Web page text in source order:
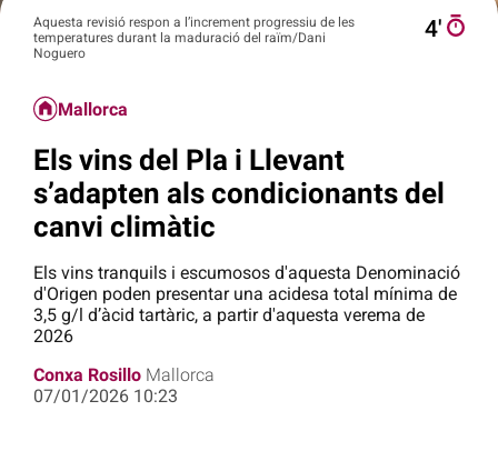
Aquesta revisió respon a l’increment progressiu de les
temperatures durant la maduració del raïm/Dani
Noguero
4′
Mallorca
Els vins del Pla i Llevant
s’adapten als condicionants del
canvi climàtic
Els vins tranquils i escumosos d'aquesta Denominació
d'Origen poden presentar una acidesa total mínima de
3,5 g/l d’àcid tartàric, a partir d'aquesta verema de
2026
Conxa Rosillo Mallorca
07/01/2026 10:23